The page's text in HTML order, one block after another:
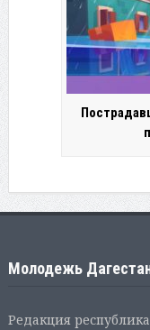
Молодежь
Редакция